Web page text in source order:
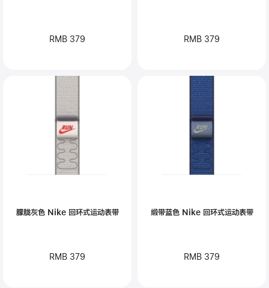
RMB 379 RMB 379
朦胧灰色 Nike 回环式运动表带
RMB 379
缎带蓝色 Nike 回环式运动表带
RMB 379